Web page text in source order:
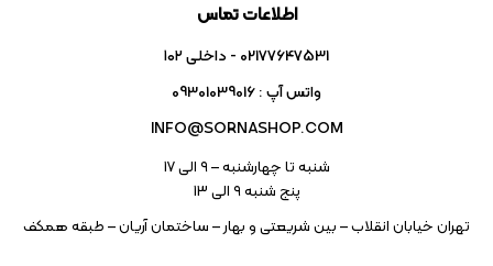
اطلاعات تماس
02177647531 - داخلی ۱۰۲
واتس آپ : 09301039016
INFO@SORNASHOP.COM
شنبه تا چهارشنبه – ۹ الی 17
پنج شنبه ۹ الی 13
تهران خیابان انقلاب – بین شریعتی و بهار – ساختمان آریان – طبقه همکف